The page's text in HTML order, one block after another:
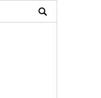
Search
for: